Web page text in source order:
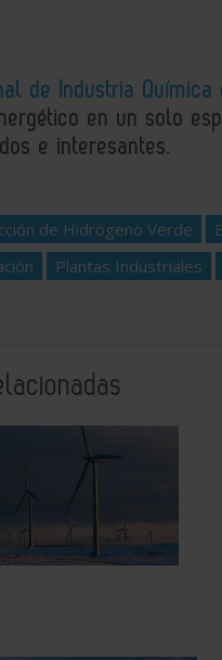
de Industria Química
en un solo
e interesantes.
de Hidrógeno Verde
Plantas Industriales